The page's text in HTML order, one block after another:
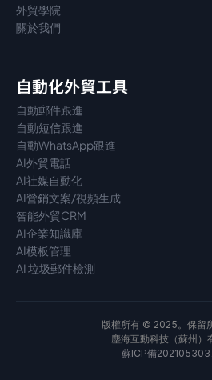
外貿學院
關於我們
自動化外貿工具
自動郵件跟進
自動短信跟進
自動WhatsApp跟進
AI外貿電話
AI社媒自動化
AI營銷文案/視頻生成
智能外貿CRM
AI企業知識庫
AI模板管理
AI 垃圾郵件檢測
版權所有 © 2025。保留
塵海互動科技（蘇州）
蘇ICP備